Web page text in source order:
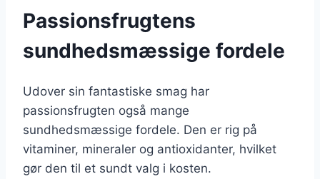
Passionsfrugtens
sundhedsmæssige fordele
Udover sin fantastiske smag har
passionsfrugten også mange
sundhedsmæssige fordele. Den er rig på
vitaminer, mineraler og antioxidanter, hvilket
gør den til et sundt valg i kosten.